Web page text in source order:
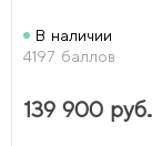
В наличии
4197 баллов
139 900 руб.